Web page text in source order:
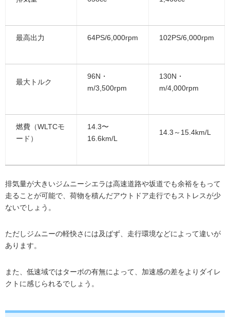
最高出力 64PS/6,000rpm 102PS/6,000rpm
最大トルク
96N・
m/3,500rpm
130N・
m/4,000rpm
燃費（WLTCモ
ード）
14.3〜
16.6km/L
14.3～15.4km/L
排気量が大きいジムニーシエラは高速道路や坂道でも余裕をもって
走ることが可能で、荷物を積んだアウトドア走行でもストレスが少
ないでしょう。
ただしジムニーの軽快さには及ばず、走行環境などによって違いが
あります。
また、低速域ではターボの有無によって、加速感の差をよりダイレ
クトに感じられるでしょう。